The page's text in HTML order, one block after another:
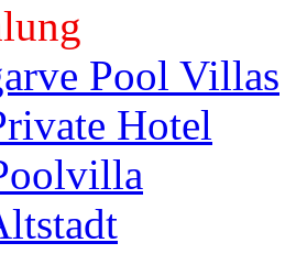
Pool Villas
Hotel